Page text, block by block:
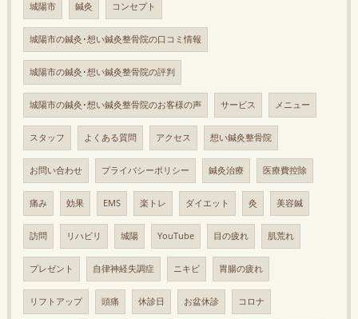
城陽市 鍼灸 コンセプト
城陽市の鍼灸･想い鍼灸整骨院の口コミ情報
城陽市の鍼灸･想い鍼灸整骨院の評判
城陽市の鍼灸･想い鍼灸整骨院のお客様の声 サービス メニュー
スタッフ よくある質問 アクセス 想い鍼灸整骨院
お問い合わせ プライバシーポリシー 鍼灸治療 医療費控除
痛み 効果 EMS 楽トレ ダイエット 灸 美容鍼
訪問 リハビリ 城陽 YouTube 目の疲れ 肌荒れ
プレゼント 自律神経失調症 ニキビ 胃腸の疲れ
リフトアップ 頭痛 休診日 お盆休診 コロナ